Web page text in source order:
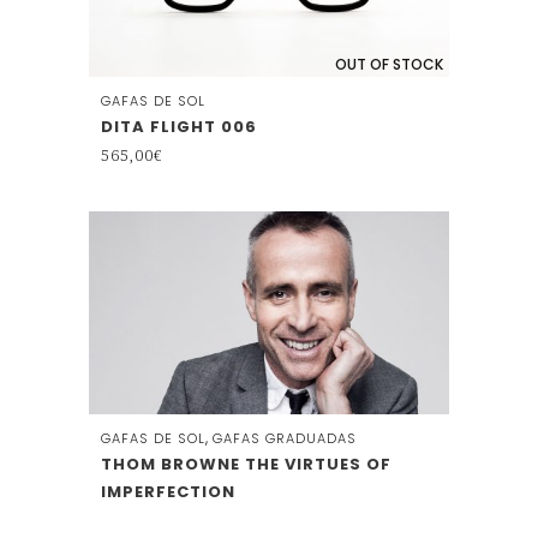
OUT OF STOCK
GAFAS DE SOL
DITA FLIGHT 006
565,00€
GAFAS DE SOL, GAFAS GRADUADAS
THOM BROWNE THE VIRTUES OF
IMPERFECTION